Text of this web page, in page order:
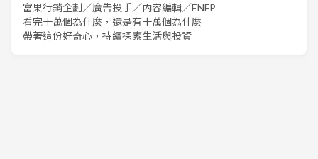
富果行銷企劃／廣告投手／內容編輯／ENFP
看完十萬個為什麼，還是有十萬個為什麼
帶著這份好奇心，持續探索生活與投資